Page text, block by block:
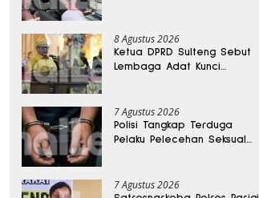
8 Agustus 2026
Ketua DPRD Sulteng Sebut
Lembaga Adat Kunci
7 Agustus 2026
Polisi Tangkap Terduga
Pelaku Pelecehan Seksual
7 Agustus 2026